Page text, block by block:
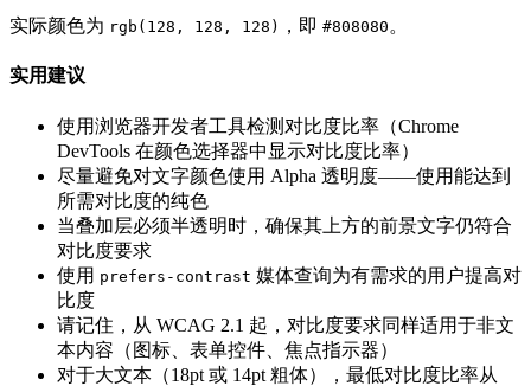
实际颜色为 rgb(128, 128, 128) ，即 #808080 。
实用建议
使用浏览器开发者工具检测对比度比率（Chrome
DevTools 在颜色选择器中显示对比度比率）
尽量避免对文字颜色使用 Alpha 透明度——使用能达到
所需对比度的纯色
当叠加层必须半透明时，确保其上方的前景文字仍符合
对比度要求
使用 prefers-contrast 媒体查询为有需求的用户提高对
比度
请记住，从 WCAG 2.1 起，对比度要求同样适用于非文
本内容（图标、表单控件、焦点指示器）
对于大文本（18pt 或 14pt 粗体），最低对比度比率从